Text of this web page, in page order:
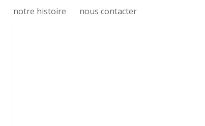
notre histoire nous contacter